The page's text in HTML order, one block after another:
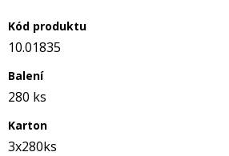
Kód produktu
10.01835
Balení
280 ks
Karton
3x280ks